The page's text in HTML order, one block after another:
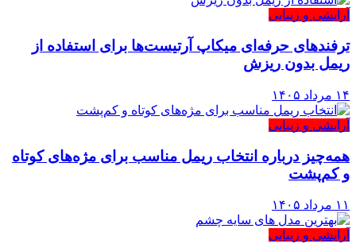
آرایشی و زیبایی
ترفندهای حرفه‌ای میکاپ آرتیست‌ها برای استفاده از
ریمل بدون ریزش
۱۴ مرداد ۱۴۰۵
آرایشی و زیبایی
همه‌چیز درباره انتخاب ریمل مناسب برای مژه‌های کوتاه
و کم‌پشت
۱۱ مرداد ۱۴۰۵
آرایشی و زیبایی